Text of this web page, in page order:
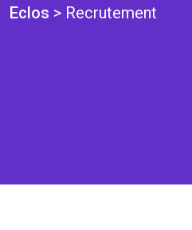
Eclos > Recrutement